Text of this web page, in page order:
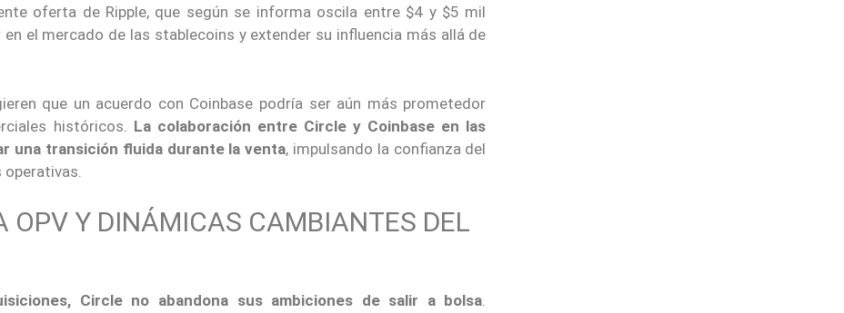
oferta de Ripple, que según se informa oscila entre $4 y $5 mil
el mercado de las stablecoins y extender su influencia más allá de
que un acuerdo con Coinbase podría ser aún más prometedor
históricos. La colaboración entre Circle y Coinbase en las
una transición fluida durante la venta, impulsando la confianza del
OPV Y DINÁMICAS CAMBIANTES DEL
Circle no abandona sus ambiciones de salir a bolsa.